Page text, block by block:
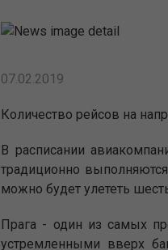
07.02.2019
Количество рейсов на
В расписании
традиционно
можно будет улететь
Прага - один из самых
устремленными вверх